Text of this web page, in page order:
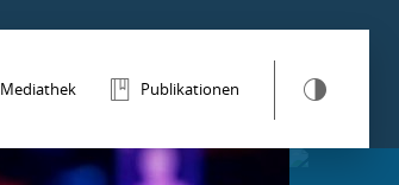
Mediathek Publikationen